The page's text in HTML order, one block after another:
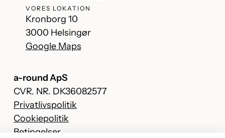
VORES LOKATION
Kronborg 10
3000 Helsingør
Google Maps
a-round ApS
CVR. NR. DK36082577
Privatlivspolitik
Cookiepolitik
Betingelser